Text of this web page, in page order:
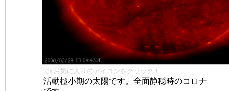
👈 お気に入りのアイコンをクリック！
活動極小期の太陽です。全面静穏時のコロナ